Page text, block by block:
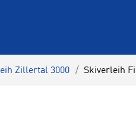
Zillertal 3000 Skiverleih